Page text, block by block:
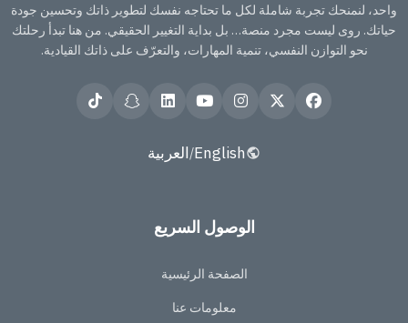
واحد، لنمنحك تجربة شاملة لكل ما تحتاجه نفسك لتطوير ذاتك وتحسين جودة
حياتك. روى ليست مجرد منصة… بل بداية التغيير الحقيقي. من هنا تبدأ رحلتك
نحو التوازن النفسي، تنمية المهارات، والتعرّف على ذاتك القيادية.
English
/العربية
الوصول السريع
الصفحة الرئيسية
معلومات عنا